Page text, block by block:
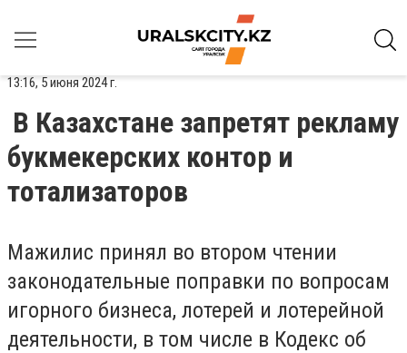
13:16, 5 июня 2024 г.
В Казахстане запретят рекламу
букмекерских контор и
тотализаторов
Мажилис принял во втором чтении
законодательные поправки по вопросам
игорного бизнеса, лотерей и лотерейной
деятельности, в том числе в Кодекс об